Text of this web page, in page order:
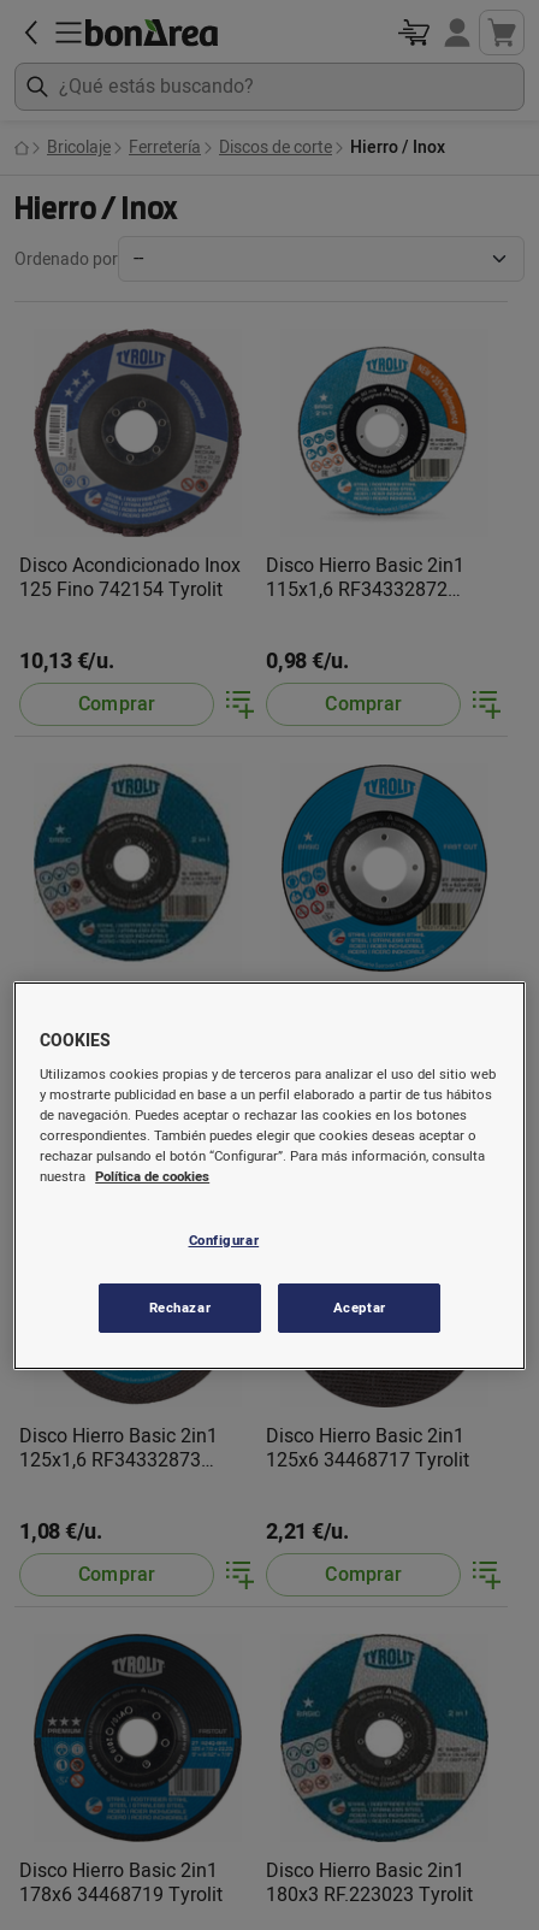
Bricolaje Ferretería Discos de corte Hierro / Inox
Hierro / Inox
Ordenado por
Disco Acondicionado Inox
125 Fino 742154 Tyrolit
10,13 €/u.
Comprar
Disco Hierro Basic 2in1
115x1,6 RF34332872
0,98 €/u.
Comprar
1,33 €/u.
Comprar
2,04 €/u.
Comprar
Disco Hierro Basic 2in1
125x1,6 RF34332873
1,08 €/u.
Comprar
Disco Hierro Basic 2in1
125x6 34468717 Tyrolit
2,21 €/u.
Comprar
Disco Hierro Basic 2in1
178x6 34468719 Tyrolit
Disco Hierro Basic 2in1
180x3 RF.223023 Tyrolit
COOKIES
Utilizamos cookies propias y de terceros para analizar el uso del sitio web
y mostrarte publicidad en base a un perfil elaborado a partir de tus hábitos
de navegación. Puedes aceptar o rechazar las cookies en los botones
correspondientes. También puedes elegir que cookies deseas aceptar o
rechazar pulsando el botón “Configurar”. Para más información, consulta
nuestra Política de cookies
Configurar
Rechazar Aceptar